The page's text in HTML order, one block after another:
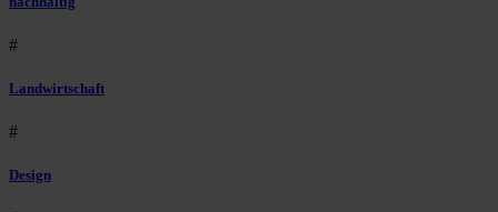
#
Landwirtschaft
#
Design